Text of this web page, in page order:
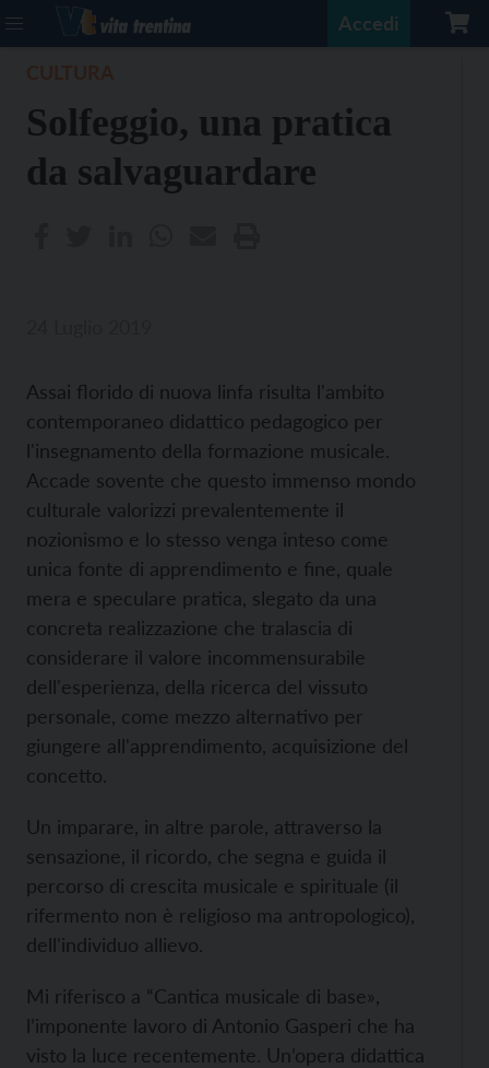
Accedi
Solfeggio, una pratica
da salvaguardare
Assai florido di nuova linfa risulta l'ambito
contemporaneo didattico pedagogico per
l'insegnamento della formazione musicale.
Accade sovente che questo immenso mondo
culturale valorizzi prevalentemente il
nozionismo e lo stesso venga inteso come
unica fonte di apprendimento e fine, quale
mera e speculare pratica, slegato da una
concreta realizzazione che tralascia di
considerare il valore incommensurabile
dell'esperienza, della ricerca del vissuto
personale, come mezzo alternativo per
giungere all'apprendimento, acquisizione del
concetto.
Un imparare, in altre parole, attraverso la
sensazione, il ricordo, che segna e guida il
percorso di crescita musicale e spirituale (il
rifermento non è religioso ma antropologico),
dell'individuo allievo.
Mi riferisco a “Cantica musicale di base»,
l’imponente lavoro di Antonio Gasperi che ha
visto la luce recentemente. Un’opera didattica